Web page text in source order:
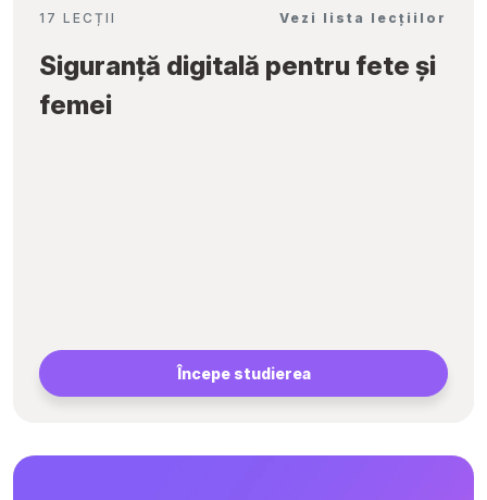
17 LECȚII Vezi lista lecțiilor
Siguranță digitală pentru fete și
femei
Începe studierea